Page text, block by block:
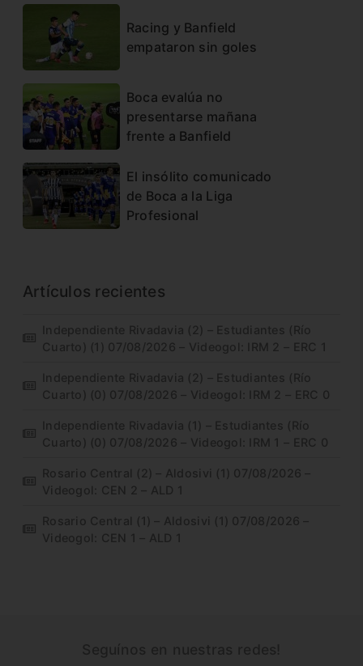
Racing y Banfield
empataron sin goles
Boca evalúa no
presentarse mañana
frente a Banfield
El insólito comunicado
de Boca a la Liga
Profesional
Artículos recientes
Independiente Rivadavia (2) – Estudiantes (Río
Cuarto) (1) 07/08/2026 – Videogol: IRM 2 – ERC 1
Independiente Rivadavia (2) – Estudiantes (Río
Cuarto) (0) 07/08/2026 – Videogol: IRM 2 – ERC 0
Independiente Rivadavia (1) – Estudiantes (Río
Cuarto) (0) 07/08/2026 – Videogol: IRM 1 – ERC 0
Rosario Central (2) – Aldosivi (1) 07/08/2026 –
Videogol: CEN 2 – ALD 1
Rosario Central (1) – Aldosivi (1) 07/08/2026 –
Videogol: CEN 1 – ALD 1